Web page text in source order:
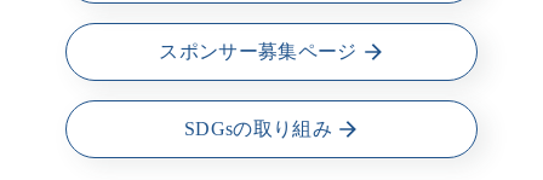
スポンサー募集ページ
SDGsの取り組み